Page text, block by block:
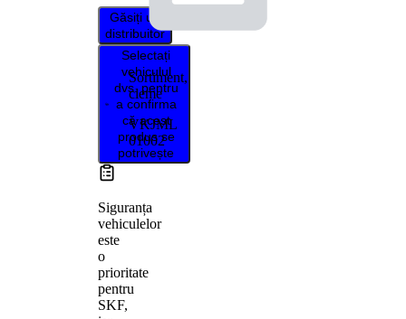
Găsiți un
distribuitor
Selectați
vehiculul
dvs. pentru
a confirma
că acest
produs se
potrivește
Siguranța
vehiculelor
este
o
prioritate
pentru
SKF,
Sortiment,
cleme
VKJML
01002